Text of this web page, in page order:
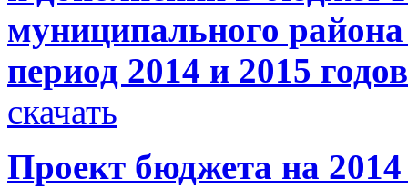
муниципального
период 2014 и 2015 годов
скачать
Проект бюджета на